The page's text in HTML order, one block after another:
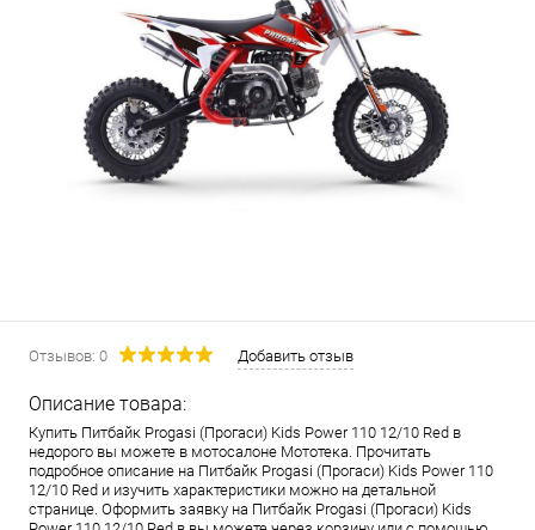
Отзывов: 0 Добавить отзыв
Описание товара:
Купить Питбайк Progasi (Прогаси) Kids Power 110 12/10 Red в
недорого вы можете в мотосалоне Мототека. Прочитать
подробное описание на Питбайк Progasi (Прогаси) Kids Power 110
12/10 Red и изучить характеристики можно на детальной
странице. Оформить заявку на Питбайк Progasi (Прогаси) Kids